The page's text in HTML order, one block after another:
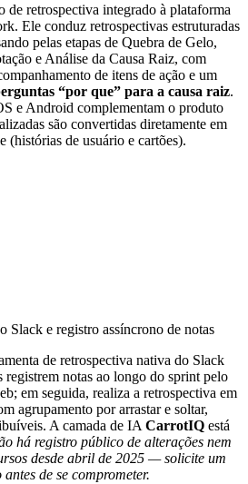
retrospectiva integrado à plataforma
Ele conduz retrospectivas estruturadas
pelas etapas de Quebra de Gelo,
e Análise da Causa Raiz, com
de itens de ação e um
“por que” para a causa raiz.
e Android complementam o produto
são convertidas diretamente em
(histórias de usuário e cartões).
Slack e registro assíncrono de notas
de retrospectiva nativa do Slack
registrem notas ao longo do sprint pelo
em seguida, realiza a retrospectiva em
agrupamento por arrastar e soltar,
A camada de IACarrotIQ está
há registro público de alterações nem
desde abril de 2025 — solicite um
de se comprometer.